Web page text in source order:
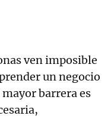
ven imposible
un negocio
barrera es